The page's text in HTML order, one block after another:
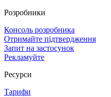
Розробники
Консоль розробника
Отримайте підтвердження
Запит на застосунок
Рекламуйте
Ресурси
Тарифи